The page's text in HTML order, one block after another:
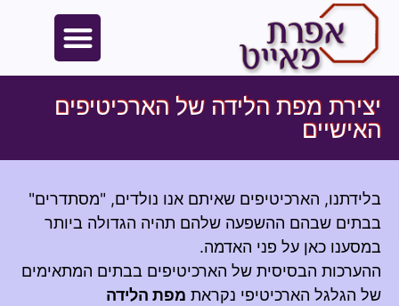
יצירת מפת הלידה של הארכיטיפים
האישיים
בלידתנו, הארכיטיפים שאיתם אנו נולדים, "מסתדרים"
בבתים שבהם ההשפעה שלהם תהיה הגדולה ביותר
במסענו כאן על פני האדמה.
ההערכות הבסיסית של הארכיטיפים בבתים המתאימים
של הגלגל הארכיטיפי נקראת מפת הלידה